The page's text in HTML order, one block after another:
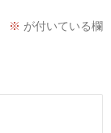
※ が付いている欄